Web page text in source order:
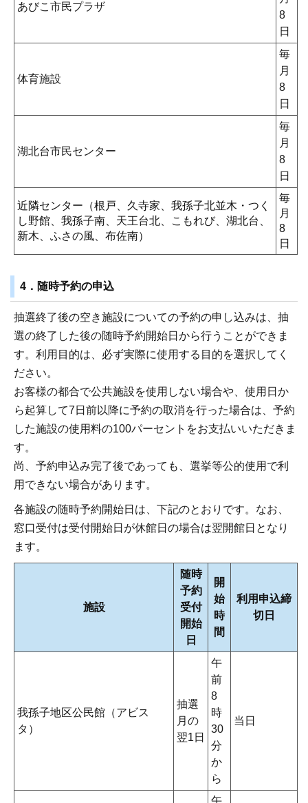
あびこ市民プラザ
8
日
体育施設
毎
月
8
日
湖北台市民センター
毎
月
8
日
近隣センター（根戸、久寺家、我孫子北並木・つく
し野館、我孫子南、天王台北、こもれび、湖北台、
新木、ふさの風、布佐南）
毎
月
8
日
4．随時予約の申込
抽選終了後の空き施設についての予約の申し込みは、抽
選の終了した後の随時予約開始日から行うことができま
す。利用目的は、必ず実際に使用する目的を選択してく
ださい。
お客様の都合で公共施設を使用しない場合や、使用日か
ら起算して7日前以降に予約の取消を行った場合は、予約
した施設の使用料の100パーセントをお支払いいただきま
す。
尚、予約申込み完了後であっても、選挙等公的使用で利
用できない場合があります。
各施設の随時予約開始日は、下記のとおりです。なお、
窓口受付は受付開始日が休館日の場合は翌開館日となり
ます。
施設
随時
予約
受付
開始
日
開
始
時
間
利用申込締
切日
我孫子地区公民館（アビス
タ）
抽選
月の
翌1日
午
前
8
時
30
分
か
ら
当日
午